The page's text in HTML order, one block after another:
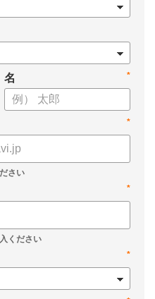
役立てください。
*
名
*
*
*